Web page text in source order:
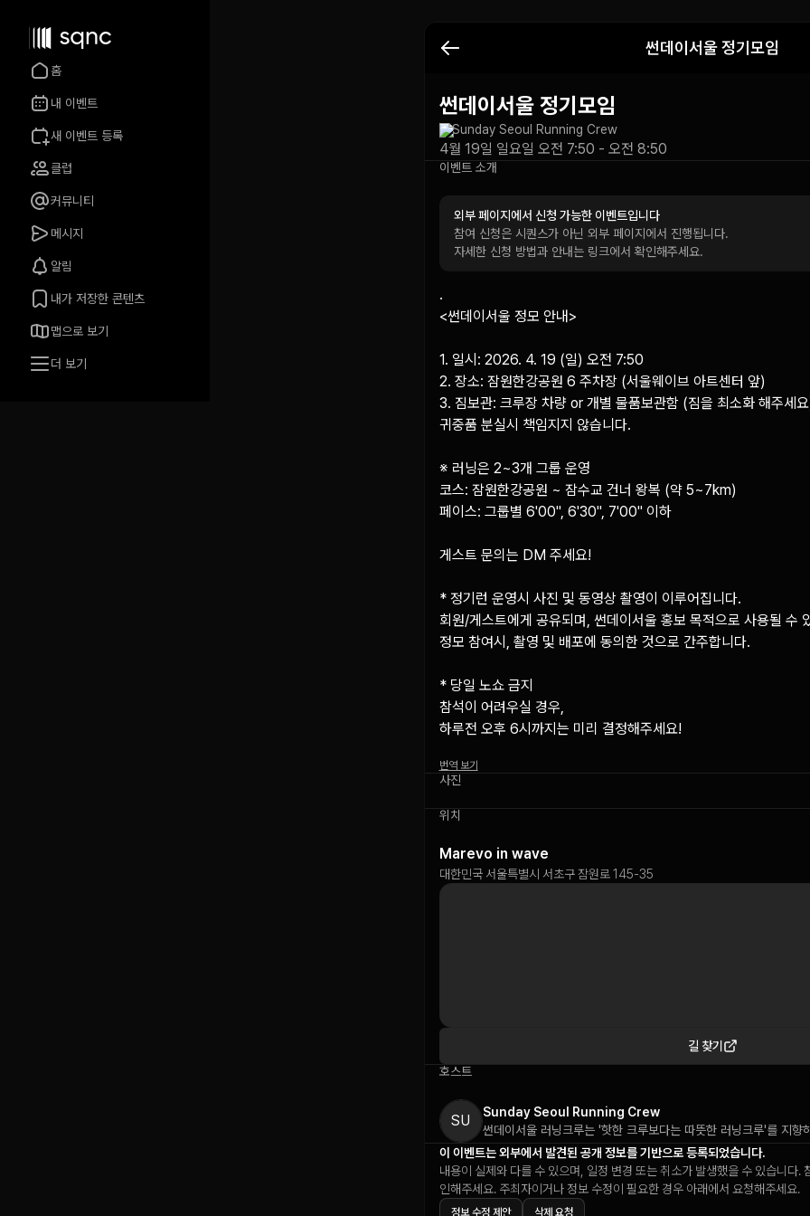
홈
내 이벤트
새 이벤트 등록
클럽
커뮤니티
메시지
알림
내가 저장한 콘텐츠
맵으로 보기
더 보기
썬데이서울 정기모임
썬데이서울 정기모임
Sunday Seoul Running Crew
4월 19일 일요일 오전 7:50 - 오전 8:50
이벤트 소개
외부 페이지에서 신청 가능한 이벤트입니다
참여 신청은 시퀀스가 아닌 외부 페이지에서 진행됩니다.
자세한 신청 방법과 안내는 링크에서 확인해주세요.
.
<썬데이서울 정모 안내>
1. 일시: 2026. 4. 19 (일) 오전 7:50
2. 장소: 잠원한강공원 6 주차장 (서울웨이브 아트센터 앞)
3. 짐보관: 크루장 차량 or 개별 물품보관함 (짐을 최소화 해주세
귀중품 분실시 책임지지 않습니다.
※ 러닝은 2~3개 그룹 운영
코스: 잠원한강공원 ~ 잠수교 건너 왕복 (약 5~7km)
페이스: 그룹별 6'00", 6'30", 7'00" 이하
게스트 문의는 DM 주세요!
* 정기런 운영시 사진 및 동영상 촬영이 이루어집니다.
회원/게스트에게 공유되며, 썬데이서울 홍보 목적으로 사용될 수
정모 참여시, 촬영 및 배포에 동의한 것으로 간주합니다.
* 당일 노쇼 금지
참석이 어려우실 경우,
하루전 오후 6시까지는 미리 결정해주세요!
번역 보기
사진
위치
Marevo in wave
대한민국 서울특별시 서초구 잠원로 145-35
길 찾기
호스트
SU
Sunday Seoul Running Crew
이 이벤트는 외부에서 발견된 공개 정보를 기반으로 등록되었습니다.
내용이 실제와 다를 수 있으며, 일정 변경 또는 취소가 발생했을 수 있습니다.
인해주세요. 주최자이거나 정보 수정이 필요한 경우 아래에서 요청해주세요.
정보 수정 제안 삭제 요청